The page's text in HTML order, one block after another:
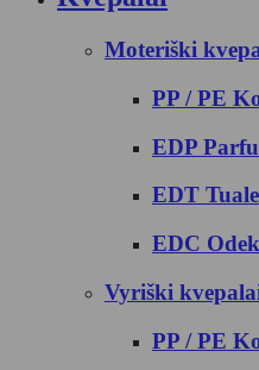
Moteriški
PP / PE
EDP
EDT
EDC
Vyriški
PP / PE